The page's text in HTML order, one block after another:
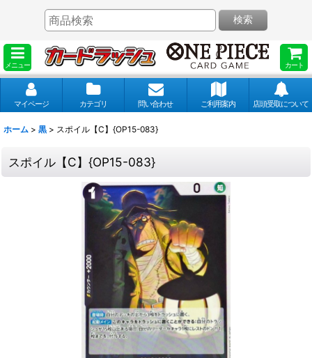
メニュー カート
検索
マイページ カテゴリ 問い合わせ ご利用案内 店頭受取について
ホーム > 黒 > スポイル【C】{OP15-083}
スポイル【C】{OP15-083}